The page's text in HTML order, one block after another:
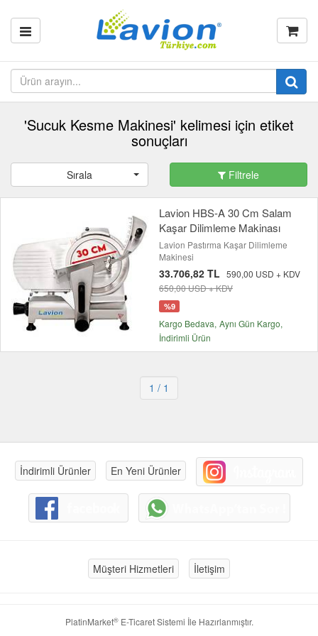
'Sucuk Kesme Makinesi' kelimesi için etiket
sonuçları
Sırala Filtrele
Lavion HBS-A 30 Cm Salam
Kaşar Dilimleme Makinası
Lavion Pastırma Kaşar Dilimleme
Makinesi
33.706,82 TL 590,00 USD + KDV
650,00 USD + KDV
%9
Kargo Bedava Aynı Gün Kargo
İndirimli Ürün
1 / 1
İndirimli Ürünler En Yeni Ürünler
Müşteri Hizmetleri İletişim
PlatinMarket®E-Ticaret Sistemi İle Hazırlanmıştır.